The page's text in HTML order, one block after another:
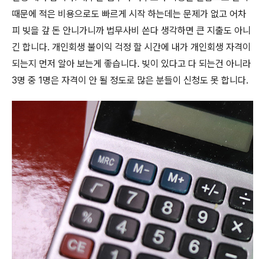
때문에 적은 비용으로도 빠르게 시작 하는데는 문제가 없고 어차
피 빚을 갚 돈 안니가니까 법무사비 쓴다 생각하면 큰 지출도 아니
긴 합니다. 개인회생 불이익 걱정 할 시간에 내가 개인회생 자격이
되는지 먼저 알아 보는게 좋습니다. 빚이 있다고 다 되는건 아니라
3명 중 1명은 자격이 안 될 정도로 많은 분들이 신청도 못 합니다.